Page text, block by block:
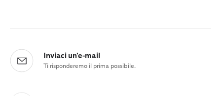
Inviaci un'e-mail
Ti risponderemo il prima possibile.